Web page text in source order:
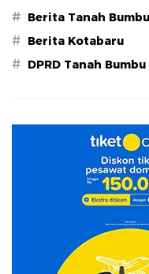
# Berita Tanah Bumbu
# Berita Kotabaru
# DPRD Tanah Bumbu